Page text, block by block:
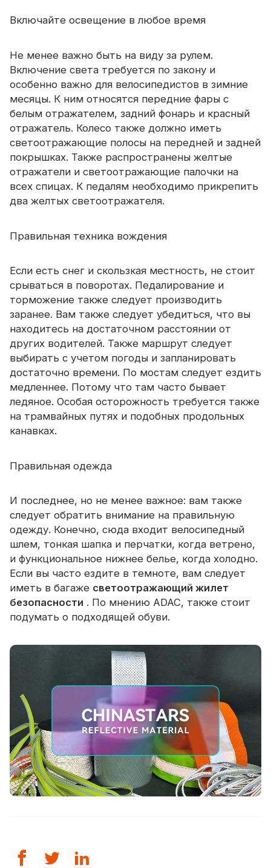
Включайте освещение в любое время
Не менее важно быть на виду за рулем.
Включение света требуется по закону и
особенно важно для велосипедистов в зимние
месяцы. К ним относятся передние фары с
белым отражателем, задний фонарь и красный
отражатель. Колесо также должно иметь
светоотражающие полосы на передней и задней
покрышках. Также распространены желтые
отражатели и светоотражающие палочки на
всех спицах. К педалям необходимо прикрепить
два желтых светоотражателя.
Правильная техника вождения
Если есть снег и скользкая местность, не стоит
срываться в поворотах. Педалирование и
торможение также следует производить
заранее. Вам также следует убедиться, что вы
находитесь на достаточном расстоянии от
других водителей. Также маршрут следует
выбирать с учетом погоды и запланировать
достаточно времени. По мостам следует ездить
медленнее. Потому что там часто бывает
ледяное. Особая осторожность требуется также
на трамвайных путях и подобных продольных
канавках.
Правильная одежда
И последнее, но не менее важное: вам также
следует обратить внимание на правильную
одежду. Конечно, сюда входит велосипедный
шлем, тонкая шапка и перчатки, когда ветрено,
и функциональное нижнее белье, когда холодно.
Если вы часто ездите в темноте, вам следует
иметь в багаже ​​светоотражающий жилет
безопасности . По мнению ADAC, также стоит
подумать о подходящей обуви.